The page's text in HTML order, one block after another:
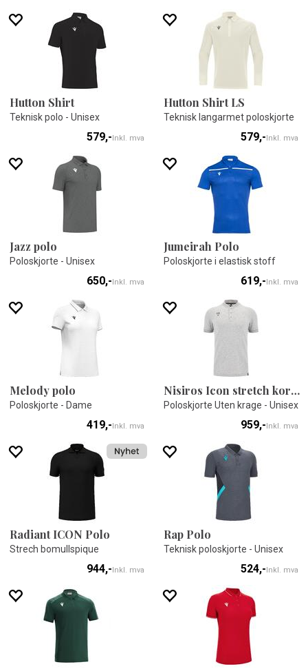
Hutton Shirt
Teknisk polo - Unisex
579,-Inkl. mva
Hutton Shirt LS
Teknisk langarmet poloskjorte
579,-Inkl. mva
Jazz polo
Poloskjorte - Unisex
650,-Inkl. mva
Jumeirah Polo
Poloskjorte i elastisk stoff
619,-Inkl. mva
Melody polo
Poloskjorte - Dame
419,-Inkl. mva
Nisiros Icon stretch korean polo
Poloskjorte Uten krage - Unisex
959,-Inkl. mva
Radiant ICON Polo
Strech bomullspique
944,-Inkl. mva
Rap Polo
Teknisk poloskjorte - Unisex
524,-Inkl. mva